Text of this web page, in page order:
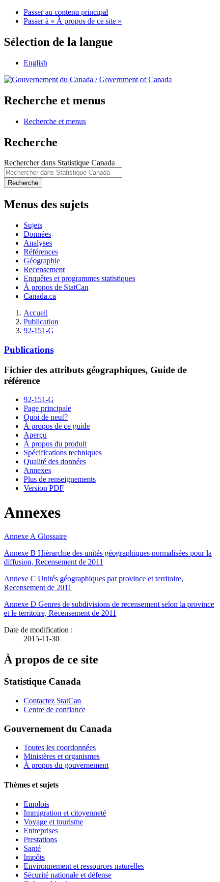
Passer au contenu principal
Passer à « À propos de ce site »
Sélection de la langue
English
/Government of Canada
Recherche et menus
Recherche et menus
Recherche
Rechercher dans Statistique Canada
Recherche
Menus des sujets
Sujets
Données
Analyses
Références
Géographie
Recensement
Enquêtes et programmes statistiques
À propos de StatCan
Canada.ca
Accueil
Publication
92-151-G
Publications
Fichier des attributs géographiques, Guide de
référence
92-151-G
Page principale
Quoi de neuf?
À propos de ce guide
Aperçu
À propos du produit
Spécifications techniques
Qualité des données
Annexes
Plus de renseignements
Version PDF
Annexes
Annexe A Glossaire
Annexe B Hiérarchie des unités géographiques normalisées pour la
diffusion, Recensement de 2011
Annexe C Unités géographiques par province et territoire,
Recensement de 2011
Annexe D Genres de subdivisions de recensement selon la province
et le territoire, Recensement de 2011
Date de modification :
2015-11-30
À propos de ce site
Statistique Canada
Contactez StatCan
Centre de confiance
Gouvernement du Canada
Toutes les coordonnées
Ministères et organismes
À propos du gouvernement
Thèmes et sujets
Emplois
Immigration et citoyenneté
Voyage et tourisme
Entreprises
Prestations
Santé
Impôts
Environnement et ressources naturelles
Sécurité nationale et défense